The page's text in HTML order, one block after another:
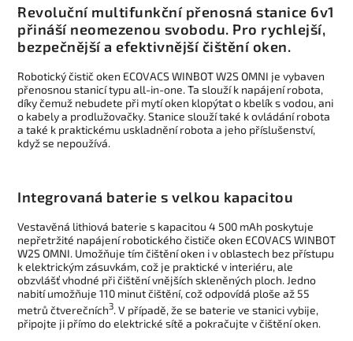
Revoluční multifunkční přenosná stanice 6v1
přináší neomezenou svobodu. Pro rychlejší,
bezpečnější a efektivnější čištění oken.
Robotický čistič oken ECOVACS WINBOT W2S OMNI je vybaven
přenosnou stanicí typu all-in-one. Ta slouží k napájení robota,
díky čemuž nebudete při mytí oken klopýtat o kbelík s vodou, ani
o kabely a prodlužovačky. Stanice slouží také k ovládání robota
a také k praktickému uskladnění robota a jeho příslušenství,
když se nepoužívá.
Integrovaná baterie s velkou kapacitou
Vestavěná lithiová baterie s kapacitou 4 500 mAh poskytuje
nepřetržité napájení robotického čističe oken ECOVACS WINBOT
W2S OMNI. Umožňuje tím čištění oken i v oblastech bez přístupu
k elektrickým zásuvkám, což je praktické v interiéru, ale
obzvlášť vhodné při čištění vnějších skleněných ploch. Jedno
nabití umožňuje 110 minut čištění, což odpovídá ploše až 55
metrů čtverečních3. V případě, že se baterie ve stanici vybije,
připojte ji přímo do elektrické sítě a pokračujte v čištění oken.